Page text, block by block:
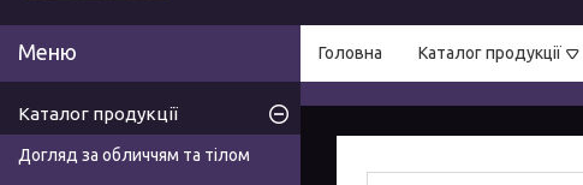
Головна Каталог продукції
Каталог продукції
Догляд за обличчям та тілом